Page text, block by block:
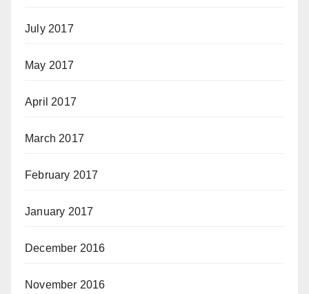
July 2017
May 2017
April 2017
March 2017
February 2017
January 2017
December 2016
November 2016